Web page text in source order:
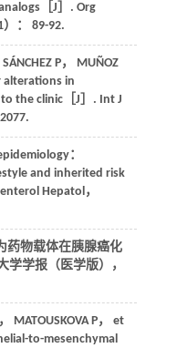
［J］. Org
）： 89-92.
P， MUÑOZ
alterations in
the clinic［J］. Int J
：
and inherited risk
Hepatol，
药物载体在胰腺癌化
学学报（医学版）
，
MATOUSKOVA P， et
to-mesenchymal